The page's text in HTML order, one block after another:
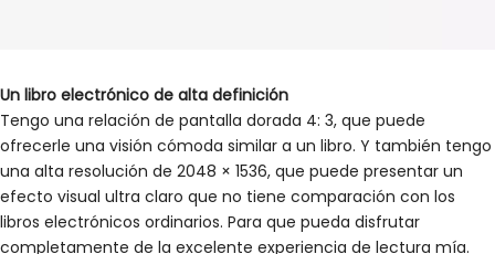
Un libro electrónico de alta definición
Tengo una relación de pantalla dorada 4: 3, que puede
ofrecerle una visión cómoda similar a un libro. Y también tengo
una alta resolución de 2048 × 1536, que puede presentar un
efecto visual ultra claro que no tiene comparación con los
libros electrónicos ordinarios. Para que pueda disfrutar
completamente de la excelente experiencia de lectura mía.